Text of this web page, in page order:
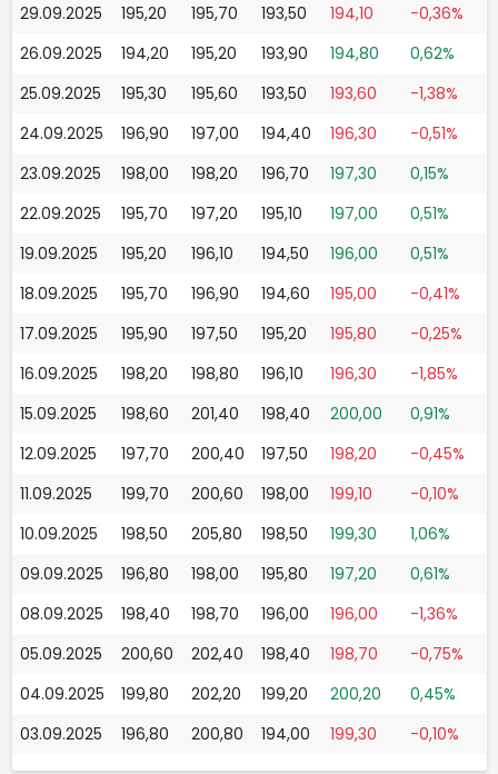
29.09.2025
195,20 195,70 193,50 194,10
-0,36%
26.09.2025
194,20 195,20 193,90 194,80
0,62%
25.09.2025
195,30 195,60 193,50 193,60
-1,38%
24.09.2025
196,90 197,00 194,40 196,30
-0,51%
23.09.2025
198,00 198,20 196,70 197,30
0,15%
22.09.2025
195,70 197,20 195,10 197,00
0,51%
19.09.2025
195,20 196,10 194,50 196,00
0,51%
18.09.2025
195,70 196,90 194,60 195,00
-0,41%
17.09.2025
195,90 197,50 195,20 195,80
-0,25%
16.09.2025
198,20 198,80 196,10 196,30
-1,85%
15.09.2025
198,60 201,40 198,40 200,00
0,91%
12.09.2025
197,70 200,40 197,50 198,20
-0,45%
11.09.2025
199,70 200,60 198,00 199,10
-0,10%
10.09.2025
198,50 205,80 198,50 199,30
1,06%
09.09.2025
196,80 198,00 195,80 197,20
0,61%
08.09.2025
198,40 198,70 196,00 196,00
-1,36%
05.09.2025
200,60 202,40 198,40 198,70
-0,75%
04.09.2025
199,80 202,20 199,20 200,20
0,45%
03.09.2025
196,80 200,80 194,00 199,30 -0,10%